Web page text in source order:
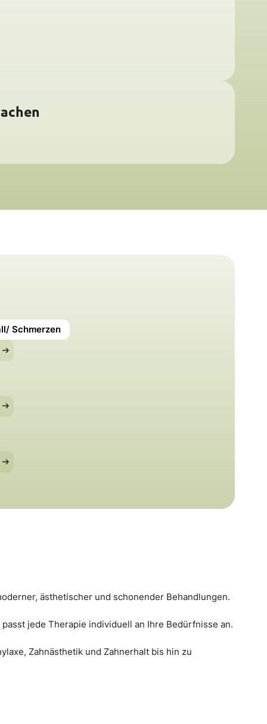
Schmerzen
ästhetischer und schonender Behandlungen.
jede Therapie individuell an Ihre Bedürfnisse an.
Zahnästhetik und Zahnerhalt bis hin zu